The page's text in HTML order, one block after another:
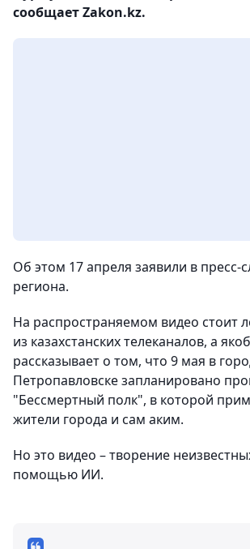
сообщает Zakon.kz.
Об этом 17 апреля заявили в пресс-
региона.
На распространяемом видео стоит
из казахстанских телеканалов, а
рассказывает о том, что 9 мая в
Петропавловске запланировано
"Бессмертный полк", в которой
жители города и сам аким.
Но это видео – творение
помощью ИИ.